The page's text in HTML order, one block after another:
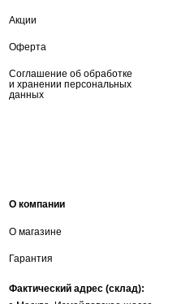
Акции
Оферта
Соглашение об обработке
и хранении персональных
данных
О компании
О магазине
Гарантия
Фактический адрес (склад):